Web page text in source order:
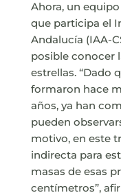
Ahora, un
que participa el
Andalucía (IAA-
posible conocer
estrellas. “Dado
formaron hace
años, ya han
pueden
motivo, en este
indirecta para
masas de esas
centímetros”,